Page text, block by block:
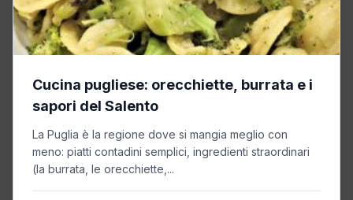
Cucina pugliese: orecchiette, burrata e i
sapori del Salento
La Puglia è la regione dove si mangia meglio con
meno: piatti contadini semplici, ingredienti straordinari
(la burrata, le orecchiette,...